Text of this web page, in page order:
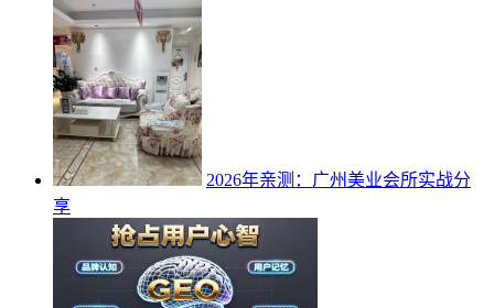
2026年亲测：广州美业会所实战分
享